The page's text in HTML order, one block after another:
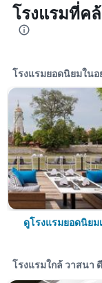
โรงแรมที่ค
โรงแรมยอดนิยมในอ
ดูโรงแรมยอดนิยม
โรงแรมใกล้ วาสนา